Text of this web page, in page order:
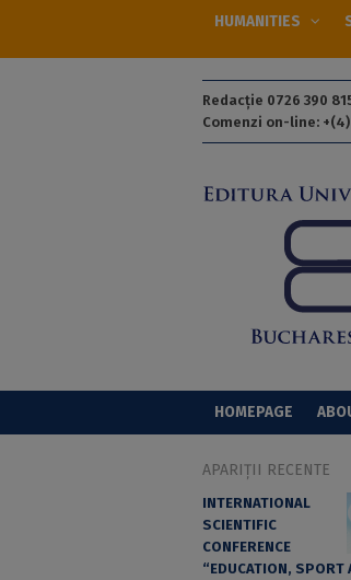
HUMANITIES
Redacție 0726 390
Comenzi on-line: +(4)
HOMEPAGE
APARIȚII RECENTE
INTERNATIONAL
SCIENTIFIC
CONFERENCE
“EDUCATION, SPORT